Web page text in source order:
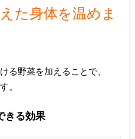
た身体を温めま
る野菜を加えることで、
。
きる効果